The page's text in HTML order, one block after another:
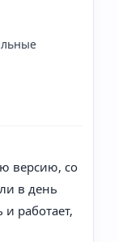
версию, со
в день
и работает,